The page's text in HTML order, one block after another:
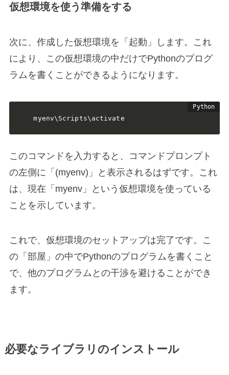
仮想環境を使う準備をする
次に、作成した仮想環境を「起動」します。これ
により、この仮想環境の中だけでPythonのプログ
ラムを書くことができるようになります。
myenv\Scripts\activate
このコマンドを入力すると、コマンドプロンプト
の左側に「(myenv)」と表示されるはずです。これ
は、現在「myenv」という仮想環境を使っている
ことを示しています。
これで、仮想環境のセットアップは完了です。こ
の「部屋」の中でPythonのプログラムを書くこと
で、他のプログラムとの干渉を避けることができ
ます。
必要なライブラリのインストール